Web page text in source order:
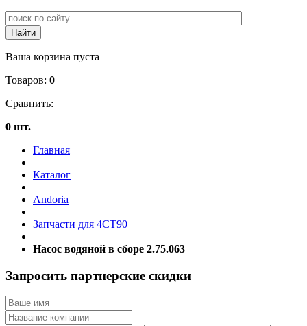
Ваша корзина пуста
Товаров: 0
Сравнить:
0 шт.
Главная
Каталог
Andoria
Запчасти для 4CT90
Насос водяной в сборе 2.75.063
Запросить партнерские скидки